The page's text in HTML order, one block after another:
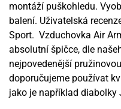
montáží puškohledu.
balení. Uživatelská
Sport. Vzduchovka Air
absolutní špičce, dle
nejpovedenější
doporučujeme používat
jako je například diabolky